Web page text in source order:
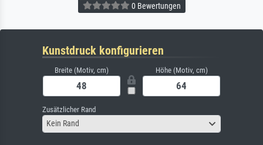
0 Bewertungen
Kunstdruck konfigurieren
Breite (Motiv, cm) Höhe (Motiv, cm)
Zusätzlicher Rand
Kein Rand